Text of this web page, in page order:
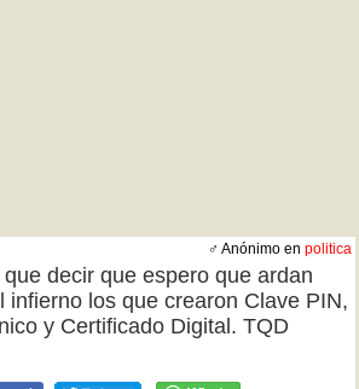
♂ Anónimo en politica
decir que espero que ardan
infierno los que crearon Clave PIN,
y Certificado Digital. TQD